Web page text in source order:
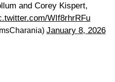
and Corey Kispert,
WIf8rhrRFu
January 8, 2026